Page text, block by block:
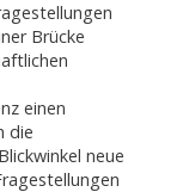
Brücke
einen
die
neue